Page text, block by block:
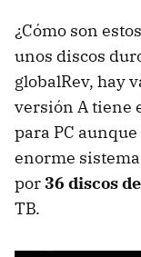
¿Cómo son
unos discos
globalRev, hay
versión A tiene
para PC
enorme
por36 discos
TB.